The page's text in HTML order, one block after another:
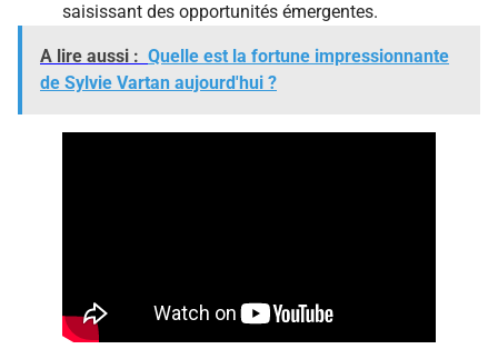
saisissant des opportunités émergentes.
A lire aussi : Quelle est la fortune impressionnante
de Sylvie Vartan aujourd'hui ?